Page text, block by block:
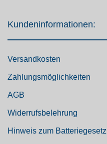
Kundeninformationen:
Versandkosten
Zahlungsmöglichkeiten
AGB
Widerrufsbelehrung
Hinweis zum Batteriegesetz